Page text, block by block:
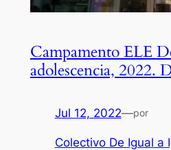
Campamento ELE
adolescencia, 2022.
Jul 12, 2022—por
Colectivo De Igual a